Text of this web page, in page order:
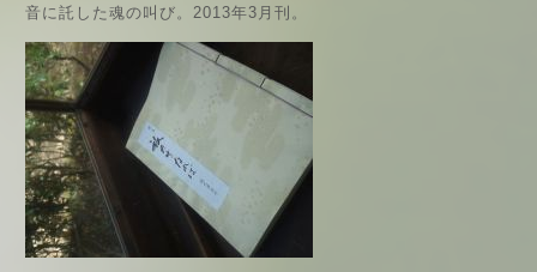
音に託した魂の叫び。2013年3月刊。